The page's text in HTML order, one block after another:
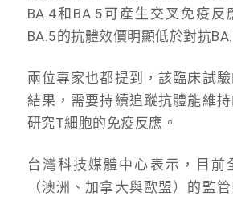
BA.4和BA.5可產生交叉免疫反
BA.5的抗體效價明顯低於對抗
兩位專家也都提到，該臨床試
結果，需要持續追蹤抗體能維
研究T細胞的免疫反應。
台灣科技媒體中心表示，目前
（澳洲、加拿大與歐盟）的監